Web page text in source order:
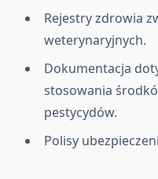
Rejestry zdrowia
weterynaryjnych.
Dokumentacja
stosowania
pestycydów.
Polisy